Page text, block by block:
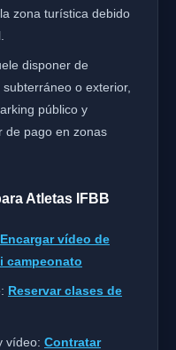
zona turística debido
disponer de
o exterior,
público y
de pago en zonas
Atletas IFBB
Encargar vídeo de
campeonato
Reservar clases de
vídeo: Contratar